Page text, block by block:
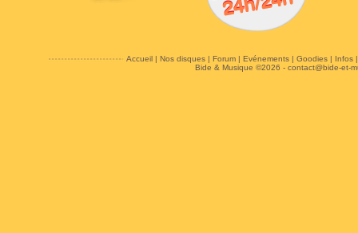
Accueil| Nos disques| Forum| Evénements| Goodies| Infos
Bide & Musique ©2026 - contact@bide-et-